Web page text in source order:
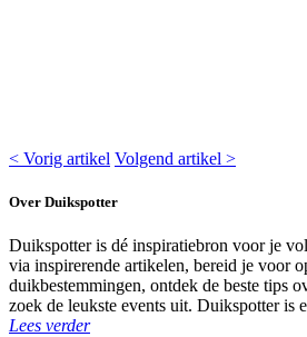
< Vorig artikel Volgend artikel >
Over Duikspotter
Duikspotter is dé inspiratiebron voor je
via inspirerende artikelen, bereid je voor
duikbestemmingen, ontdek de beste tips
zoek de leukste events uit. Duikspotter is
Lees verder